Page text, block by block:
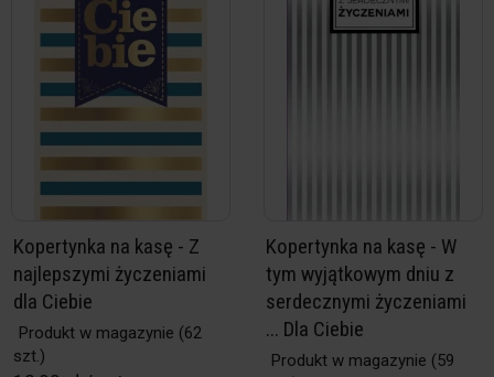
Kopertynka na kasę - Z
najlepszymi życzeniami
dla Ciebie
Produkt w magazynie (62
szt.)
Kopertynka na kasę - W
tym wyjątkowym dniu z
serdecznymi życzeniami
... Dla Ciebie
Produkt w magazynie (59